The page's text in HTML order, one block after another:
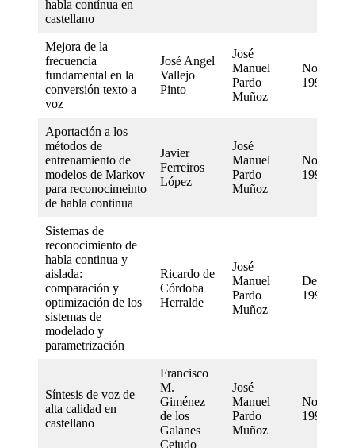
habla contínua en
castellano
Mejora de la
frecuencia
fundamental en la
conversión texto a
voz
José Angel
Vallejo
Pinto
José
Manuel
Pardo
Muñoz
November
1998
Aportación a los
métodos de
entrenamiento de
modelos de Markov
para reconocimeinto
de habla continua
Javier
Ferreiros
López
José
Manuel
Pardo
Muñoz
November
1996
Sistemas de
reconocimiento de
habla continua y
aislada:
comparación y
optimización de los
sistemas de
modelado y
parametrización
Ricardo de
Córdoba
Herralde
José
Manuel
Pardo
Muñoz
December
1995
Síntesis de voz de
alta calidad en
castellano
Francisco
M.
Giménez
de los
Galanes
Cejudo
José
Manuel
Pardo
Muñoz
November
1995